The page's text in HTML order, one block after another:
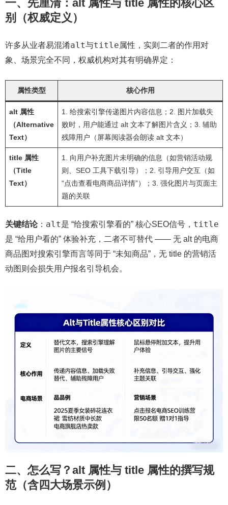
一、先厘清：alt 属性与 title 属性的核心区
别（权威定义）
许多从业者易混淆alt与title属性，实则二者的作用对
象、场景完全不同，权威机构对其有明确界定：
属性类型 核心作用
alt 属性
（Alternative
Text）
1. 给搜索引擎传递图片内容信息；2. 图片加载失
败时，用户能通过 alt 文本了解图片含义；3. 辅助
残障用户（屏幕阅读器会朗读 alt 文本）
title 属性
（Title
Text）
1. 向用户补充图片未明确的信息（如营销活动规
则、SEO 工具下载引导）；2. 引导用户交互（如
“点击查看电商商品详情”）；3. 强化图片与页面主
题的关联
关键结论： alt是 “给搜索引擎看的” 核心SEO信号， title
是 “给用户看的” 体验补充，二者不可替代 —— 无 alt 的电商
商品图对搜索引擎而言等同于 “未知商品”，无 title 的营销活
动图则会损失用户报名引导机会。
二、怎么写？alt 属性与 title 属性的撰写规
范（含四大场景示例）